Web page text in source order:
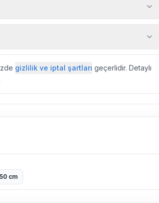
Buna rağmen çevrede kelebek, böcek, sinek
olduğu bölgelerde dönemsel olarak altyapı
gizlilik ve iptal şartları geçerlidir. Detaylı
cm